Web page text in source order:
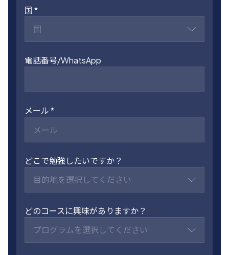
国
国
電話番号/WhatsApp
メール
どこで勉強したいですか？
目的地を選択してください
どのコースに興味がありますか？
プログラムを選択してください